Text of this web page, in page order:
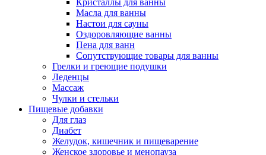
Кристаллы для ванны
Масла для ванны
Настои для сауны
Оздоровляющие ванны
Пена для ванн
Сопутствующие товары для ванны
Грелки и греющие подушки
Леденцы
Массаж
Чулки и стельки
Пищевые добавки
Для глаз
Диабет
Желудок, кишечник и пищеварение
Женское здоровье и менопауза